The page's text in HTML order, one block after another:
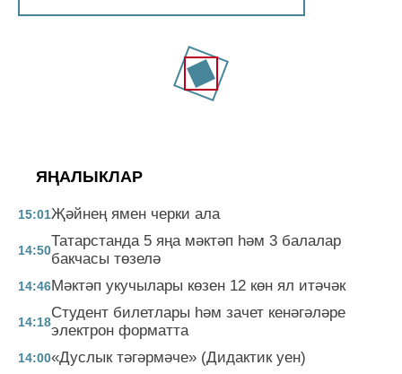
ЯҢАЛЫКЛАР
15:01Җәйнең ямен черки ала
14:50
Татарстанда 5 яңа мәктәп һәм 3 балалар
бакчасы төзелә
14:46Мәктәп укучылары көзен 12 көн ял итәчәк
14:18
Студент билетлары һәм зачет кенәгәләре
электрон форматта
14:00«Дуслык тәгәрмәче» (Дидактик уен)